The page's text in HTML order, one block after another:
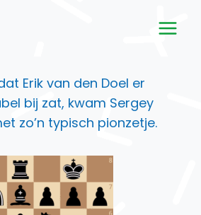
Erik van den Doel er
bij zat, kwam Sergey
zo’n typisch pionzetje.